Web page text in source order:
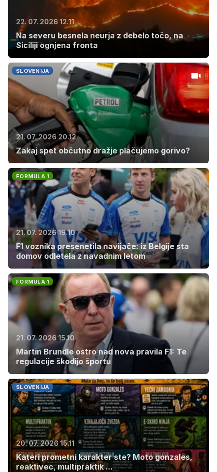
22. 07. 2026 12.11
Na severu besnela neurja z debelo točo, na
Siciliji ognjena fronta
SLOVENIJA
21. 07. 2026 20.12
Zakaj spet občutno dražje plačujemo gorivo?
FORMULA 1
21. 07. 2026 19.10
F1 voznika presenetila navijače: iz Belgije sta
domov odletela z navadnim letom
FORMULA 1
21. 07. 2026 15.10
Martin Brundle ostro nad nova pravila F1: Te
regulacije škodijo športu
SLOVENIJA
20. 07. 2026 15.11
Kateri prometni karakter ste? Moto gonzales,
reaktivec, multipraktik ...